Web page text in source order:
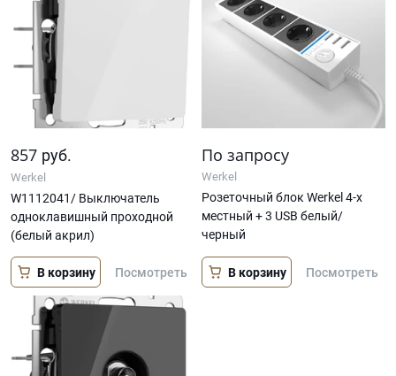
857 руб.
Werkel
W1112041/ Выключатель
одноклавишный проходной
(белый акрил)
В корзину Посмотреть
По запросу
Werkel
Розеточный блок Werkel 4-х
местный + 3 USB белый/
черный
В корзину Посмотреть